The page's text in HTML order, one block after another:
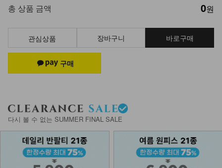
NK62-TS-14/조이풀 반팔+헤어밴드
세트_ HR
DM61-J-04/배럴 소프트 가디건_DY
24,900
DM61-T-07/위너 볼륨 업 패드 나시
_HR
NK61-BS-3/니스 캔버스 에코백_YN
총 상품 금액 0원
관심상품 장바구니 바로구매
다시 볼 수 없는 SUMMER FINAL SALE